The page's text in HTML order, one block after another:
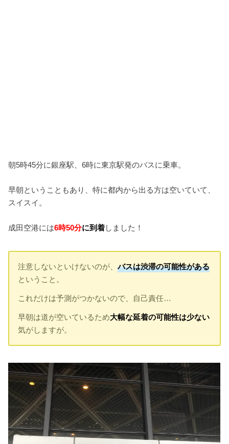
朝5時45分に銀座駅、6時に東京駅発のバスに乗車。
早朝ということもあり、特に都内から出る方は空いていて、
スイスイ。
成田空港には6時50分に到着しました！
注意しないといけないのが、バスは渋滞の可能性がある
ということ。
これだけは予測がつかないので、自己責任…
早朝は道が空いているため大幅な延着の可能性は少ない
気がしますが。